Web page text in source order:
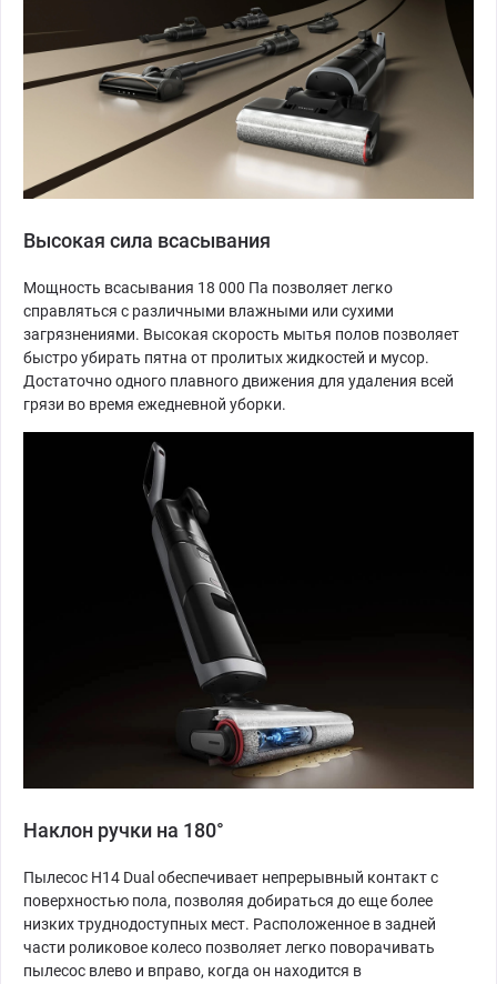
Высокая сила всасывания
Мощность всасывания 18 000 Па позволяет легко
справляться с различными влажными или сухими
загрязнениями. Высокая скорость мытья полов позволяет
быстро убирать пятна от пролитых жидкостей и мусор.
Достаточно одного плавного движения для удаления всей
грязи во время ежедневной уборки.
Наклон ручки на 180°
Пылесос H14 Dual обеспечивает непрерывный контакт с
поверхностью пола, позволяя добираться до еще более
низких труднодоступных мест. Расположенное в задней
части роликовое колесо позволяет легко поворачивать
пылесос влево и вправо, когда он находится в